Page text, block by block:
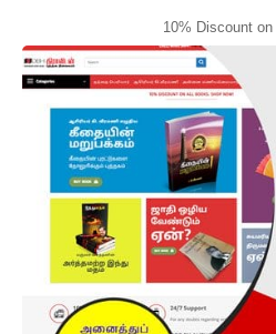
10% Discount